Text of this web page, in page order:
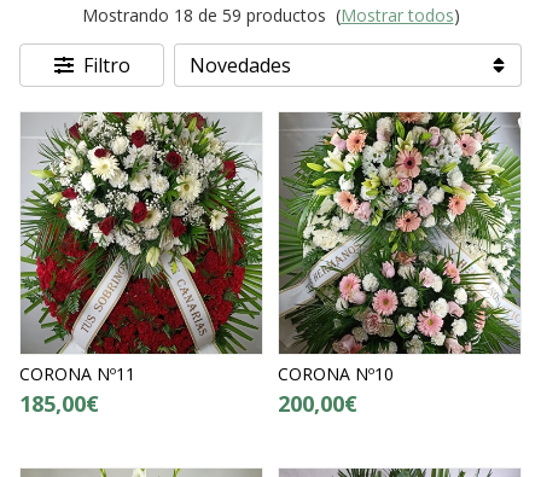
Mostrando 18 de 59 productos (Mostrar todos)
Filtro
CORONA Nº11
185,00€
CORONA Nº10
200,00€